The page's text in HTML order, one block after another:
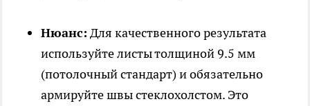
Нюанс: Для качественного результата
используйте листы толщиной 9.5 мм
(потолочный стандарт) и обязательно
армируйте швы стеклохолстом. Это